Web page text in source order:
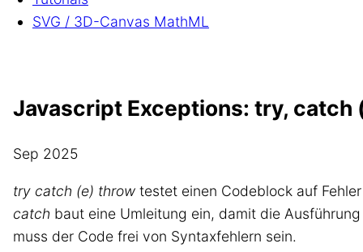
SVG / 3D-Canvas MathML
Javascript Exceptions: try, catch
Sep 2025
try catch (e) throw testet einen Codeblock auf
catch baut eine Umleitung ein, damit die
muss der Code frei von Syntaxfehlern sein.